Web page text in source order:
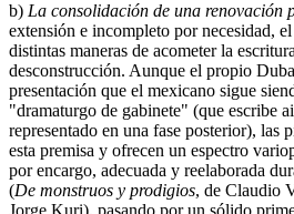
b) La consolidación de una renovación
extensión e incompleto por necesidad,
distintas maneras de acometer la
desconstrucción. Aunque el propio
presentación que el mexicano sigue
"dramaturgo de gabinete" (que escribe
representado en una fase posterior), las
esta premisa y ofrecen un espectro
por encargo, adecuada y reelaborada
(De monstruos y prodigios, de Claudio